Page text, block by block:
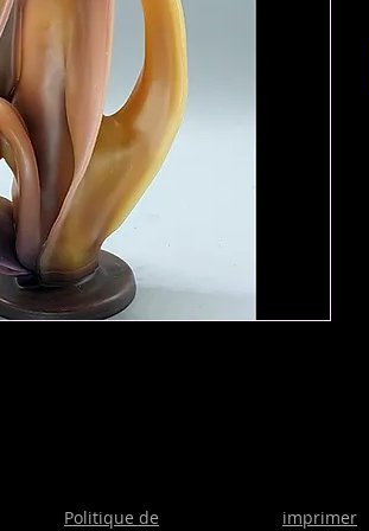
Politique de
imprimer